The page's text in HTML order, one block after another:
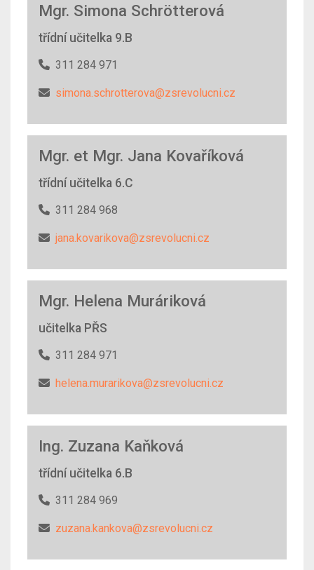
Mgr. Simona Schrötterová
třídní učitelka 9.B
311 284 971
simona.schrotterova@zsrevolucni.cz
Mgr. et Mgr. Jana Kovaříková
třídní učitelka 6.C
311 284 968
jana.kovarikova@zsrevolucni.cz
Mgr. Helena Muráriková
učitelka PŘS
311 284 971
helena.murarikova@zsrevolucni.cz
Ing. Zuzana Kaňková
třídní učitelka 6.B
311 284 969
zuzana.kankova@zsrevolucni.cz